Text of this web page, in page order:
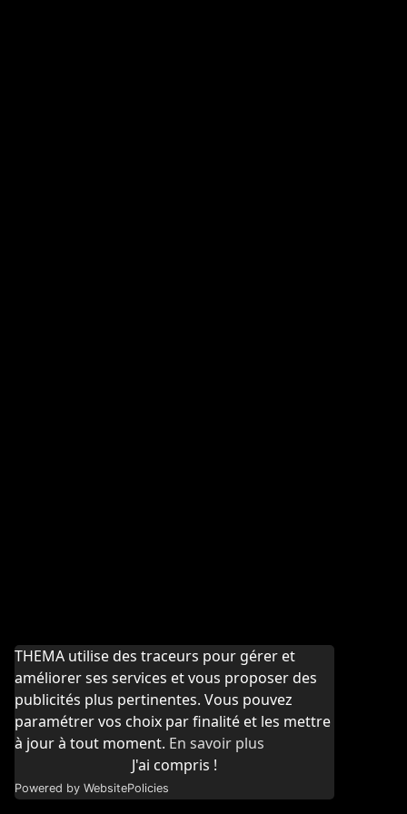
THEMA utilise des traceurs pour gérer et
améliorer ses services et vous proposer des
publicités plus pertinentes. Vous pouvez
paramétrer vos choix par finalité et les mettre
à jour à tout moment. En savoir plus
J'ai compris !
Powered by WebsitePolicies